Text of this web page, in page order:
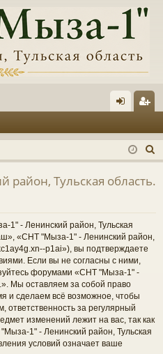
д ис
тр
ац
о
Тульская область.
- Ленинский район, Тульская
«СНТ "Мыза-1" - Ленинский район,
p1ai»), вы подтверждаете
Если вы не согласны с ними,
форумами «СНТ "Мыза-1" -
Мы оставляем за собой право
и сделаем всё возможное, чтобы
ответственность за регулярный
изменений лежит на вас, так как
1" - Ленинский район, Тульская
условий означает ваше